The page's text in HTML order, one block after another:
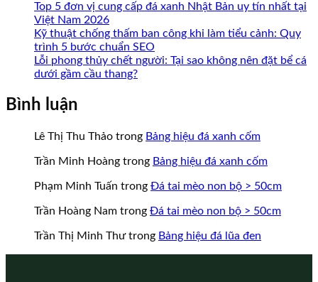
Top 5 đơn vị cung cấp đá xanh Nhật Bản uy tín nhất tại
Việt Nam 2026
Kỹ thuật chống thấm ban công khi làm tiểu cảnh: Quy
trình 5 bước chuẩn SEO
Lỗi phong thủy chết người: Tại sao không nên đặt bể cá
dưới gầm cầu thang?
Bình luận
Lê Thị Thu Thảo trong Bảng hiệu đá xanh cốm
Trần Minh Hoàng trong Bảng hiệu đá xanh cốm
Phạm Minh Tuấn trong Đá tai mèo non bộ > 50cm
Trần Hoàng Nam trong Đá tai mèo non bộ > 50cm
Trần Thị Minh Thưtrong Bảng hiệu đá lũa đen